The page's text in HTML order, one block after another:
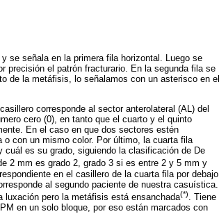
se señala en la primera fila horizontal. Luego se
precisión el patrón fracturario. En la segunda fila se
de la metáfisis, lo señalamos con un asterisco en el
corresponde al sector anterolateral (AL) del
cero (0), en tanto que el cuarto y el quinto
En el caso en que dos sectores estén
con un mismo color. Por último, la cuarta fila
cuál es su grado, siguiendo la clasificación de De
2 mm es grado 2, grado 3 si es entre 2 y 5 mm y
en el casillero de la cuarta fila por debajo
al segundo paciente de nuestra casuística.
pero la metáfisis está ensanchada(*). Tiene
en un solo bloque, por eso están marcados con